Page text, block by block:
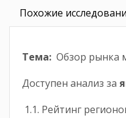
Похожие
Тема: Обзор рынка
Доступен анализ за
1.1. Рейтинг